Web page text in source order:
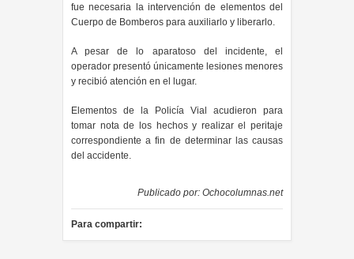
fue necesaria la intervención de elementos del
Cuerpo de Bomberos para auxiliarlo y liberarlo.
A pesar de lo aparatoso del incidente, el
operador presentó únicamente lesiones menores
y recibió atención en el lugar.
Elementos de la Policía Vial acudieron para
tomar nota de los hechos y realizar el peritaje
correspondiente a fin de determinar las causas
del accidente.
Publicado por: Ochocolumnas.net
Para compartir: